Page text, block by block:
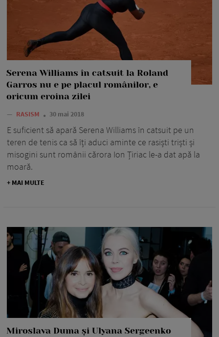
Serena Williams în catsuit la Roland
Garros nu e pe placul românilor, e
oricum eroina zilei
— RASISM 30 mai 2018
E suficient să apară Serena Williams în catsuit pe un
teren de tenis ca să îți aduci aminte ce rasiști triști și
misogini sunt românii cărora Ion Țiriac le-a dat apă la
moară.
+ MAI MULTE
Miroslava Duma și Ulyana Sergeenko